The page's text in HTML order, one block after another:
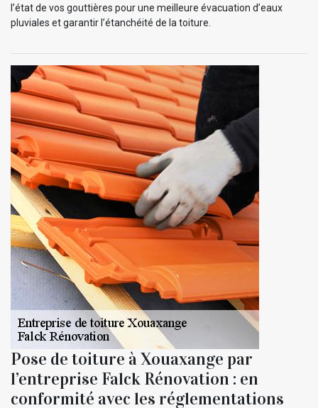
l’état de vos gouttières pour une meilleure évacuation d’eaux
pluviales et garantir l’étanchéité de la toiture.
Pose de toiture à Xouaxange par
l’entreprise Falck Rénovation : en
conformité avec les réglementations